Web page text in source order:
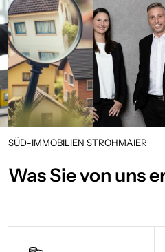
SÜD-IMMOBILIEN STROHMAIER
Was Sie von uns